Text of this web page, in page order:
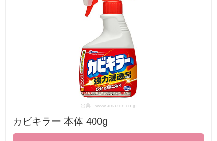
出典：www.amazon.co.jp
カビキラー 本体 400g